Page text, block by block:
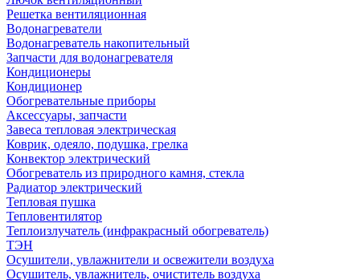
Решетка вентиляционная
Водонагреватели
Водонагреватель накопительный
Запчасти для водонагревателя
Кондиционеры
Кондиционер
Обогревательные приборы
Аксессуары, запчасти
Завеса тепловая электрическая
Коврик, одеяло, подушка, грелка
Конвектор электрический
Обогреватель из природного камня, стекла
Радиатор электрический
Тепловая пушка
Тепловентилятор
Теплоизлучатель (инфракрасный обогреватель)
ТЭН
Осушители, увлажнители и освежители воздуха
Осушитель, увлажнитель, очиститель воздуха